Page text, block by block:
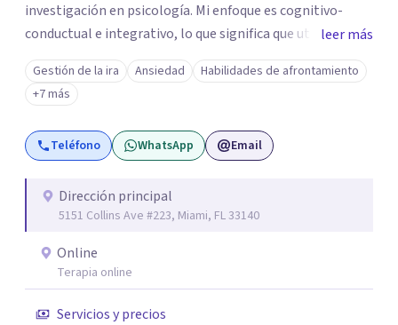
investigación en psicología. Mi enfoque es cognitivo-
conductual e integrativo, lo que significa que utilizo
técnicas respaldadas por la evidencia científica,
adaptándolas a tus necesidades para lograr avances
reales y sostenibles. Me especializo en: Ansiedad y
depresión Crisis vitales y procesos de desarrollo personal
Autoconocimiento y fortalecimiento de habilidades
leer más
Gestión de la ira Ansiedad
Habilidades de afrontamiento
+7 más
Teléfono WhatsApp Email
Dirección principal
5151 Collins Ave #223, Miami, FL 33140
Online
Terapia online
Servicios y precios